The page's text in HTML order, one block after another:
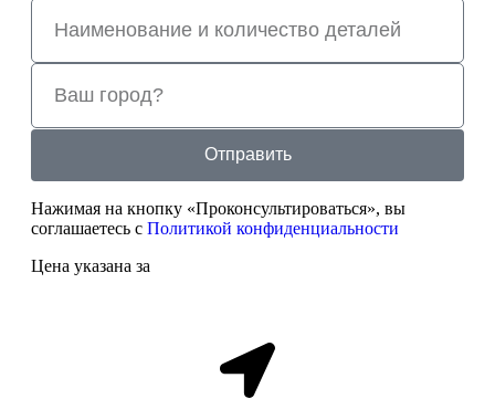
Отправить
Нажимая на кнопку «Проконсультироваться», вы
соглашаетесь с Политикой конфиденциальности
Цена указана за